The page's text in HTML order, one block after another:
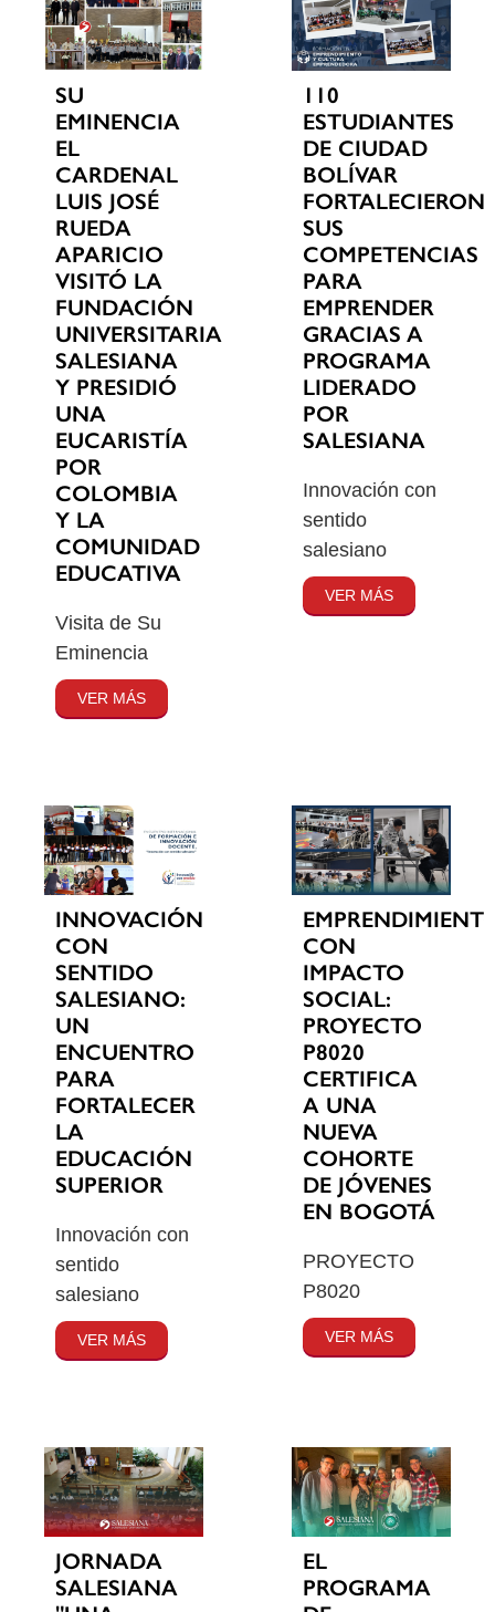
SU
EMINENCIA
EL
CARDENAL
LUIS JOSÉ
RUEDA
APARICIO
VISITÓ LA
FUNDACIÓN
UNIVERSITARIA
SALESIANA
Y PRESIDIÓ
UNA
EUCARISTÍA
POR
COLOMBIA
Y LA
COMUNIDAD
EDUCATIVA
Visita de Su
Eminencia
VER MÁS
110
ESTUDIANTES
DE CIUDAD
BOLÍVAR
FORTALECIERON
SUS
COMPETENCIAS
PARA
EMPRENDER
GRACIAS A
PROGRAMA
LIDERADO
POR
SALESIANA
Innovación con
sentido
salesiano
VER MÁS
INNOVACIÓN
CON
SENTIDO
SALESIANO:
UN
ENCUENTRO
PARA
FORTALECER
LA
EDUCACIÓN
SUPERIOR
Innovación con
sentido
salesiano
VER MÁS
CON
IMPACTO
SOCIAL:
PROYECTO
P8020
CERTIFICA
A UNA
NUEVA
COHORTE
DE JÓVENES
EN BOGOTÁ
PROYECTO
P8020
VER MÁS
JORNADA
SALESIANA
EL
PROGRAMA